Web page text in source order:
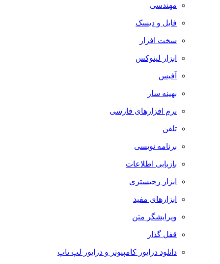
مهندسی
فایل و دیسک
سخت افزار
ابزار لینوکس
آفیس
بهینه ساز
نرم افزارهای فارسی
تلفن
برنامه نویسی
بازیابی اطلاعات
ابزار رجیستری
ابزارهای مفید
ویرایشگر متن
قفل گذار
دانلود درایور کامپیوتر و درایور لپ تاپ